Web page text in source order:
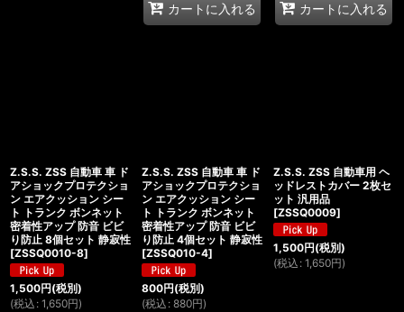
カートに入れる カートに入れる
Z.S.S. ZSS 自動車 車 ド
アショックプロテクショ
ン エアクッション シー
ト トランク ボンネット
密着性アップ 防音 ビビ
り防止 8個セット 静寂性
[ZSSQ0010-8]
1,500円(税別)
(税込 : 1,650円)
Z.S.S. ZSS 自動車 車 ド
アショックプロテクショ
ン エアクッション シー
ト トランク ボンネット
密着性アップ 防音 ビビ
り防止 4個セット 静寂性
[ZSSQ010-4]
800円(税別)
(税込 : 880円)
Z.S.S. ZSS 自動車用 ヘ
ッドレストカバー 2枚セ
ット 汎用品
[ZSSQ0009]
1,500円(税別)
(税込 : 1,650円)